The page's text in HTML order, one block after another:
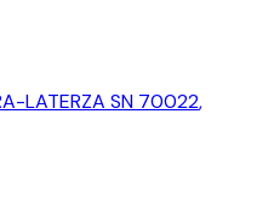
LATERZA SN 70022,